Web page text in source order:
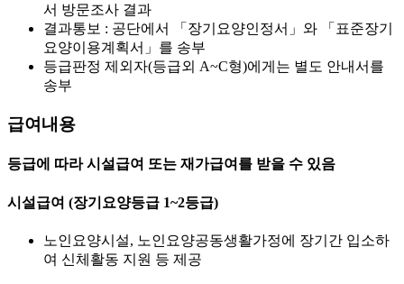
서 방문조사 결과
결과통보 : 공단에서 「장기요양인정서」와 「표준장기
요양이용계획서」를 송부
등급판정 제외자(등급외 A~C형)에게는 별도 안내서를
송부
급여내용
등급에 따라 시설급여 또는 재가급여를 받을 수 있음
시설급여 (장기요양등급 1~2등급)
노인요양시설, 노인요양공동생활가정에 장기간 입소하
여 신체활동 지원 등 제공